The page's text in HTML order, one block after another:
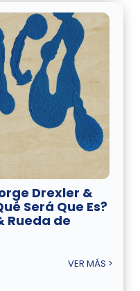
Drexler &
Será Que Es?
Rueda de
VER MÁS >